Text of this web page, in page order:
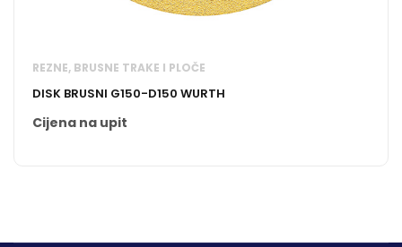
REZNE, BRUSNE TRAKE I PLOČE
DISK BRUSNI G150-D150 WURTH
Cijena na upit